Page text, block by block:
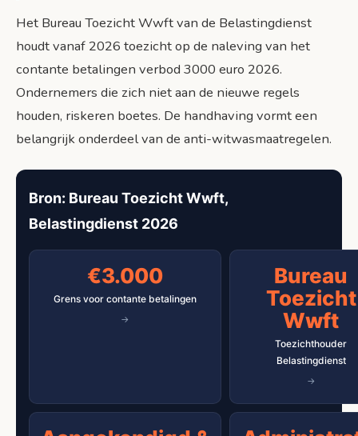
Het Bureau Toezicht Wwft van de Belastingdienst
houdt vanaf 2026 toezicht op de naleving van het
contante betalingen verbod 3000 euro 2026.
Ondernemers die zich niet aan de nieuwe regels
houden, riskeren boetes. De handhaving vormt een
belangrijk onderdeel van de anti-witwasmaatregelen.
Bron: Bureau Toezicht Wwft,
Belastingdienst 2026
€3.000
Grens voor contante betalingen
Bureau
Toezicht
Wwft
Toezichthouder
Belastingdienst